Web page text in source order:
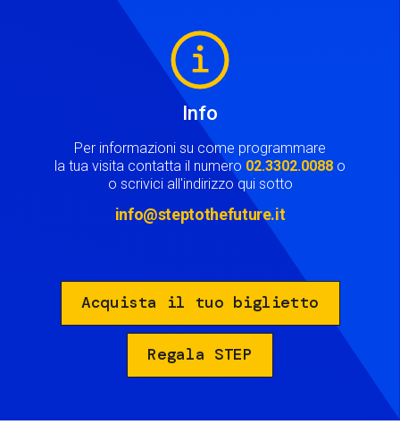
Info
Per informazioni su come programmare
la tua visita contatta il numero 02.3302.0088 o
o scrivici all'indirizzo qui sotto
info@steptothefuture.it
Acquista il tuo biglietto
Regala STEP